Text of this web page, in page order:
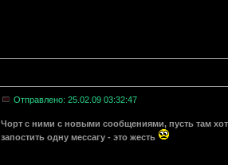
Отправлено: 25.02.09 03:32:47
Чорт с ними с новыми сообщениями, пусть там
запостить одну мессагу - это жесть